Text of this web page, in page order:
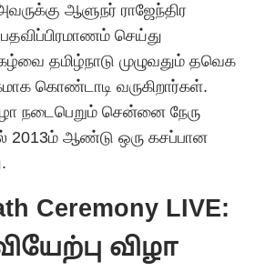
ஆளுநர் ராஜேந்திர
செய்து
தமிழ்நாடு முழுவதும் தவெக
கொண்டாடி வருகிறார்கள்.
நடைபெறும் சென்னை நேரு
2013ம் ஆண்டு ஒரு கசப்பான
Ceremony LIVE:
விழா